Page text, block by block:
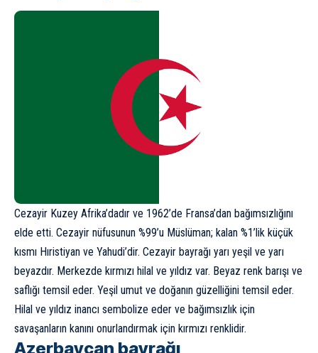
Cezayir Kuzey Afrika’dadır ve 1962’de Fransa’dan bağımsızlığını
elde etti. Cezayir nüfusunun %99’u Müslüman; kalan %1’lik küçük
kısmı Hıristiyan ve Yahudi’dir. Cezayir bayrağı yarı yeşil ve yarı
beyazdır. Merkezde kırmızı hilal ve yıldız var. Beyaz renk barışı ve
saflığı temsil eder. Yeşil umut ve doğanın güzelliğini temsil eder.
Hilal ve yıldız inancı sembolize eder ve bağımsızlık için
savaşanların kanını onurlandırmak için kırmızı renklidir.
Azerbaycan bayrağı